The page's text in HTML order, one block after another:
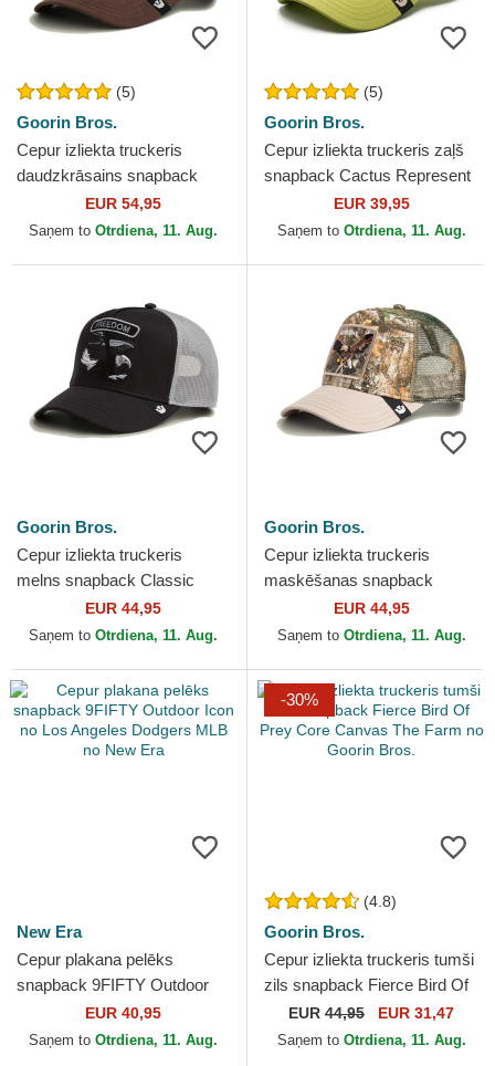
(5)
Goorin Bros.
Cepur izliekta truckeris
daudzkrāsains snapback
Freedom Eagle In The
Element The Farm no
EUR 54,95
Saņem to Otrdiena, 11. Aug.
(5)
Goorin Bros.
Cepur izliekta truckeris zaļš
snapback Cactus Represent
The Farm no Goorin Bros.
EUR 39,95
Saņem to Otrdiena, 11. Aug.
Goorin Bros.
Cepur izliekta truckeris
melns snapback Classic
Rocker Freedom The Farm
no Goorin Bros.
EUR 44,95
Saņem to Otrdiena, 11. Aug.
Goorin Bros.
Cepur izliekta truckeris
maskēšanas snapback
Realtree Edge Represent
Eagle The Farm no Goorin
EUR 44,95
Saņem to Otrdiena, 11. Aug.
New Era
Cepur plakana pelēks
snapback 9FIFTY Outdoor
Icon no Los Angeles Dodgers
MLB no New Era
EUR 40,95
Saņem to Otrdiena, 11. Aug.
-30%
(4.8)
Goorin Bros.
Cepur izliekta truckeris tumši
zils snapback Fierce Bird Of
Prey Core Canvas The Farm
no Goorin...
EUR 44,95 EUR 31,47
Saņem to Otrdiena, 11. Aug.